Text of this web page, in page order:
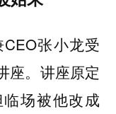
张小龙受
座。讲座原定
场被他改成